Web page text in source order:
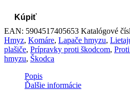
Kúpiť
EAN: 5904517405653 Katalógové
Hmyz, Komáre, Lapače hmyzu,
plašiče, Prípravky proti škodcom,
hmyzu, Škodca
Popis
Ďalšie informácie